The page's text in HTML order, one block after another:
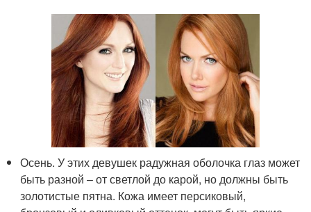
Осень. У этих девушек радужная оболочка глаз может
быть разной – от светлой до карой, но должны быть
золотистые пятна. Кожа имеет персиковый,